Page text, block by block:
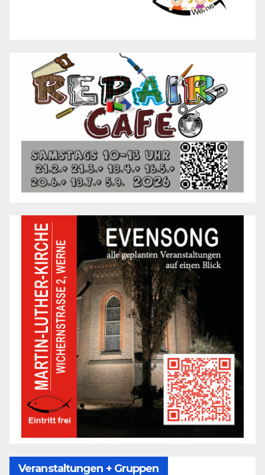
Veranstaltungen + Gruppen